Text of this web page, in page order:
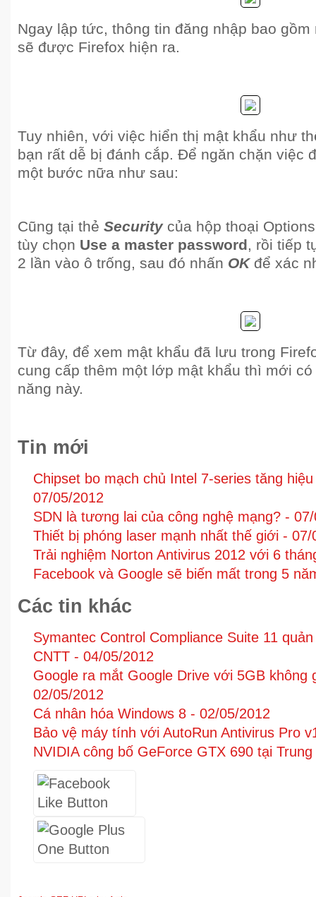
Ngay lập tức, thông tin đăng nhập bao
sẽ được Firefox hiện ra.
Tuy nhiên, với việc hiển thị mật khẩu như
bạn rất dễ bị đánh cắp. Để ngăn chặn việc
một bước nữa như sau:
Cũng tại thẻ Securitycủa hộp thoại
tùy chọn Use a master password, rồi tiếp
2 lần vào ô trống, sau đó nhấn OKđể xác
Từ đây, để xem mật khẩu đã lưu trong
cung cấp thêm một lớp mật khẩu thì mới
năng này.
Tin mới
Chipset bo mạch chủ Intel 7-series tăng
07/05/2012
SDN là tương lai của công nghệ mạng? -
Thiết bị phóng laser mạnh nhất thế giới - 07/
Trải nghiệm Norton Antivirus 2012 với 6
Facebook và Google sẽ biến mất trong 5
Các tin khác
Symantec Control Compliance Suite 11
CNTT - 04/05/2012
Google ra mắt Google Drive với 5GB
02/05/2012
Cá nhân hóa Windows 8 - 02/05/2012
Bảo vệ máy tính với AutoRun Antivirus Pro
NVIDIA công bố GeForce GTX 690 tại